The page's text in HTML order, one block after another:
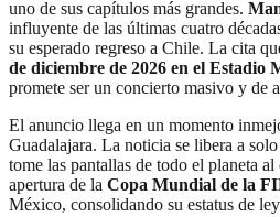
uno de sus capítulos más grandes.
influyente de las últimas cuatro
su esperado regreso a Chile. La cita
de diciembre de 2026 en el Estadio
promete ser un concierto masivo y de
El anuncio llega en un momento
Guadalajara. La noticia se libera a
tome las pantallas de todo el planeta
apertura de la Copa Mundial de la
México, consolidando su estatus de